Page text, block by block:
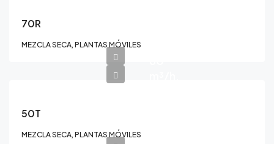
70R
MEZCLA SECA, PLANTAS MÓVILES
50T
MEZCLA SECA, PLANTAS MÓVILES